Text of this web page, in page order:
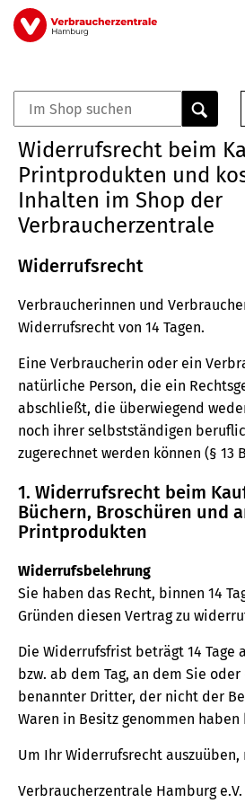
Direkt
zum
0
Elemente
Widerrufsrecht beim
Printprodukten und
Inhalten im Shop der
Verbraucherzentrale
Widerrufsrecht
Verbraucherinnen und
Widerrufsrecht von 14 Tagen.
Eine Verbraucherin oder ein
natürliche Person, die ein
abschließt, die überwiegend
noch ihrer selbstständigen
zugerechnet werden können (§ 13
1. Widerrufsrecht beim
Büchern, Broschüren und
Printprodukten
Widerrufsbelehrung
Sie haben das Recht, binnen 14
Gründen diesen Vertrag zu
Die Widerrufsfrist beträgt 14 Tage
bzw. ab dem Tag, an dem Sie
benannter Dritter, der nicht der
Waren in Besitz genommen haben
Um Ihr Widerrufsrecht auszuüben,
Verbraucherzentrale Hamburg